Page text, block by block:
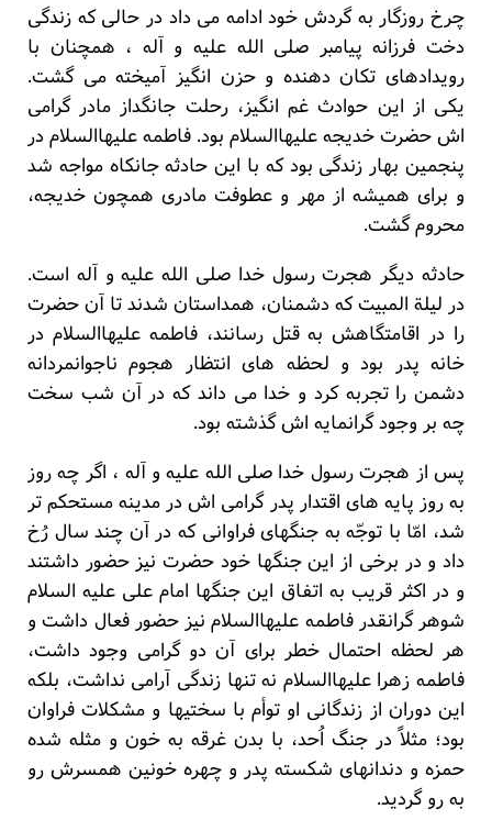
چرخ روزگار به گردش خود ادامه می داد در حالی که زندگی
دخت فرزانه پیامبر صلی الله علیه و آله ، همچنان با
رویدادهای تکان دهنده و حزن انگیز آمیخته می گشت.
یکی از این حوادث غم انگیز، رحلت جانگداز مادر گرامی
اش حضرت خدیجه علیهاالسلام بود. فاطمه علیهاالسلام در
پنجمین بهار زندگی بود که با این حادثه جانکاه مواجه شد
و برای همیشه از مهر و عطوفت مادری همچون خدیجه،
محروم گشت.
حادثه دیگر هجرت رسول خدا صلی الله علیه و آله است.
در لیلة المبیت که دشمنان، همداستان شدند تا آن حضرت
را در اقامتگاهش به قتل رسانند، فاطمه علیهاالسلام در
خانه پدر بود و لحظه های انتظار هجوم ناجوانمردانه
دشمن را تجربه کرد و خدا می داند که در آن شب سخت
چه بر وجود گرانمایه اش گذشته بود.
پس از هجرت رسول خدا صلی الله علیه و آله ، اگر چه روز
به روز پایه های اقتدار پدر گرامی اش در مدینه مستحکم تر
شد، امّا با توجّه به جنگهای فراوانی که در آن چند سال رُخ
داد و در برخی از این جنگها خود حضرت نیز حضور داشتند
و در اکثر قریب به اتفاق این جنگها امام علی علیه السلام
شوهر گرانقدر فاطمه علیهاالسلام نیز حضور فعال داشت و
هر لحظه احتمال خطر برای آن دو گرامی وجود داشت،
فاطمه زهرا علیهاالسلام نه تنها زندگی آرامی نداشت، بلکه
این دوران از زندگانی او توأم با سختیها و مشکلات فراوان
بود؛ مثلاً در جنگ اُحد، با بدن غرقه به خون و مثله شده
حمزه و دندانهای شکسته پدر و چهره خونین همسرش رو
به رو گردید.